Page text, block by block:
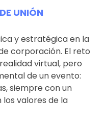
UNIÓN
y estratégica en la
corporación. El reto
virtual, pero
de un evento:
siempre con un
valores de la